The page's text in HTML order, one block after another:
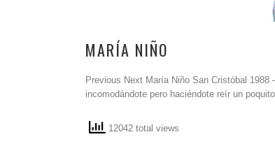
MARÍA NIÑO
Previous Next María Niño San Cristóbal
incomodándote pero haciéndote reír un
12042 total views